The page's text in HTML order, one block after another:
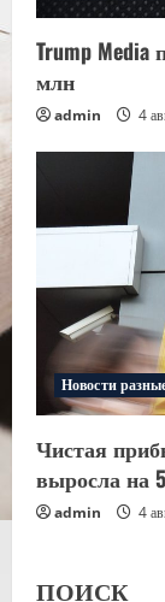
Trump Media
млн
admin 4
Новости
Чистая
выросла на
admin 4
ПОИСК